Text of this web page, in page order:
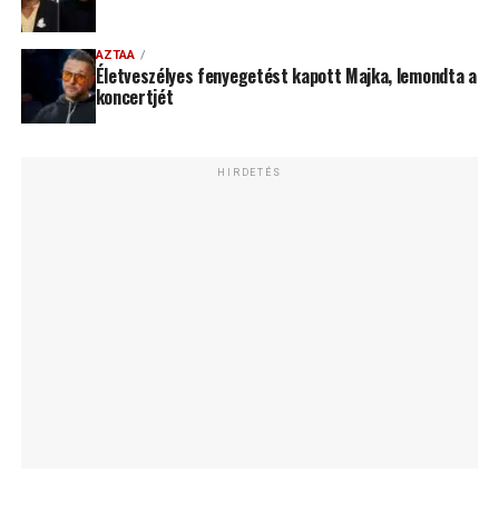
AZTAA
Életveszélyes fenyegetést kapott Majka, lemondta a
koncertjét
HIRDETÉS